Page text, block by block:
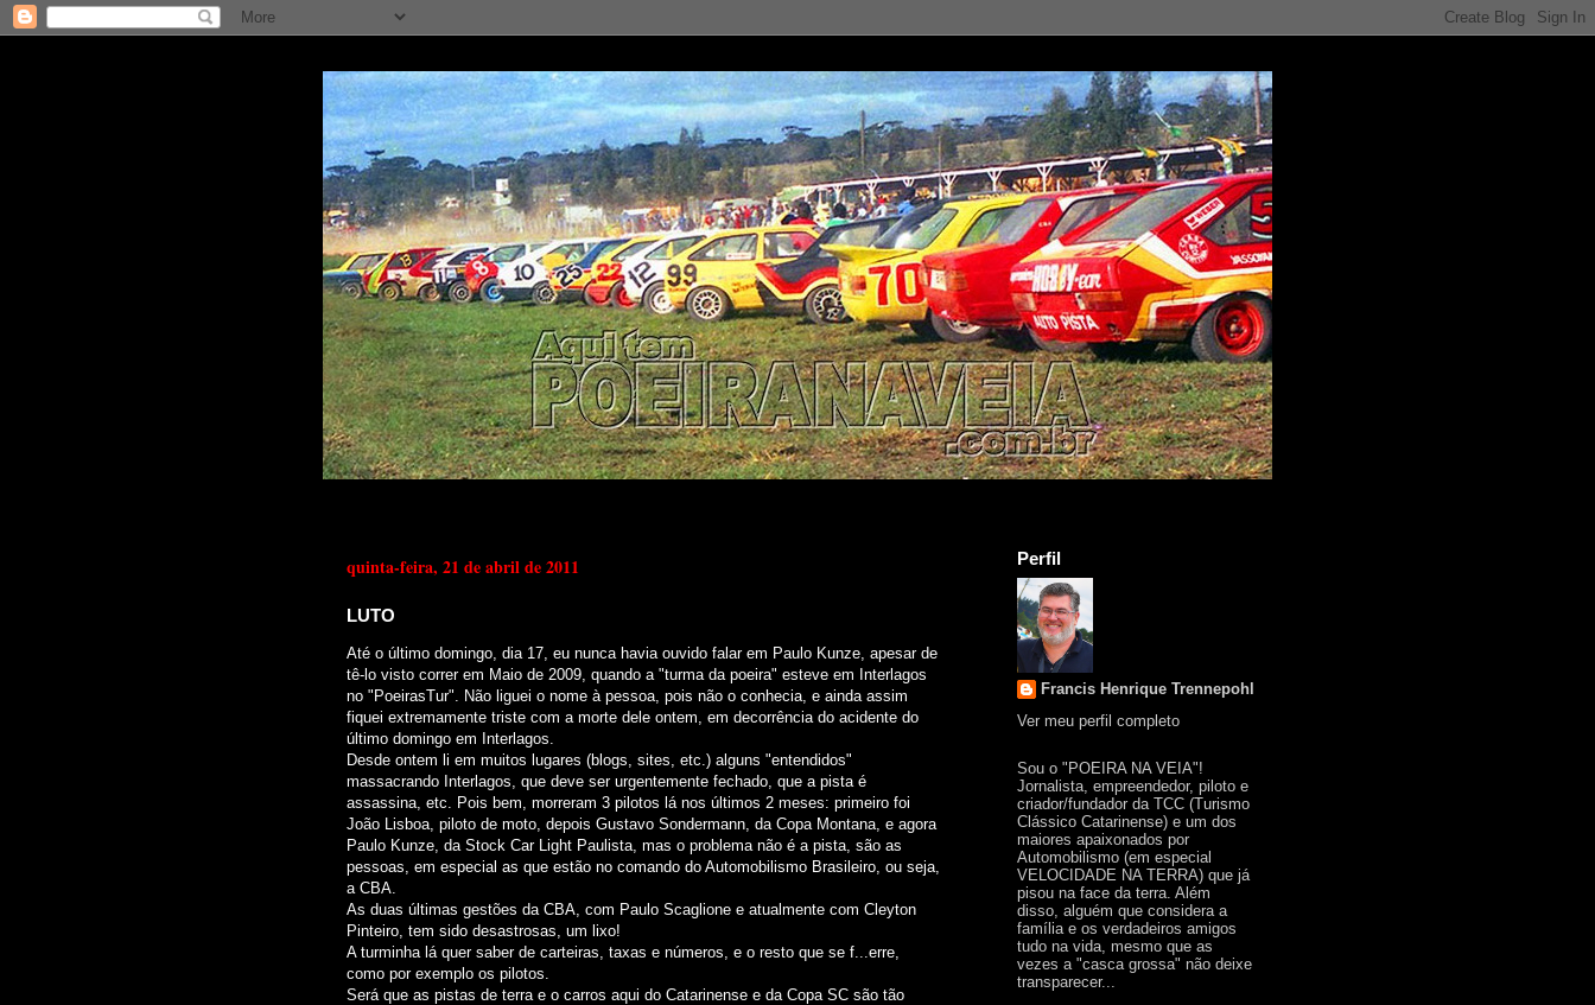
quinta-feira, 21 de abril de 2011
LUTO
Até o último domingo, dia 17, eu nunca havia ouvido falar em Paulo Kunze, apesar de
tê-lo visto correr em Maio de 2009, quando a "turma da poeira" esteve em Interlagos
no "PoeirasTur". Não liguei o nome à pessoa, pois não o conhecia, e ainda assim
fiquei extremamente triste com a morte dele ontem, em decorrência do acidente do
último domingo em Interlagos.
Desde ontem li em muitos lugares (blogs, sites, etc.) alguns "entendidos"
massacrando Interlagos, que deve ser urgentemente fechado, que a pista é
assassina, etc. Pois bem, morreram 3 pilotos lá nos últimos 2 meses: primeiro foi
João Lisboa, piloto de moto, depois Gustavo Sondermann, da Copa Montana, e agora
Paulo Kunze, da Stock Car Light Paulista, mas o problema não é a pista, são as
pessoas, em especial as que estão no comando do Automobilismo Brasileiro, ou seja,
a CBA.
As duas últimas gestões da CBA, com Paulo Scaglione e atualmente com Cleyton
Pinteiro, tem sido desastrosas, um lixo!
A turminha lá quer saber de carteiras, taxas e números, e o resto que se f...erre,
como por exemplo os pilotos.
Será que as pistas de terra e o carros aqui do Catarinense e da Copa SC são tão
Perfil
Francis Henrique Trennepohl
Ver meu perfil completo
Sou o "POEIRA NA VEIA"!
Jornalista, empreendedor, piloto e
criador/fundador da TCC (Turismo
Clássico Catarinense) e um dos
maiores apaixonados por
Automobilismo (em especial
VELOCIDADE NA TERRA) que já
pisou na face da terra. Além
disso, alguém que considera a
família e os verdadeiros amigos
tudo na vida, mesmo que as
vezes a "casca grossa" não deixe
transparecer...